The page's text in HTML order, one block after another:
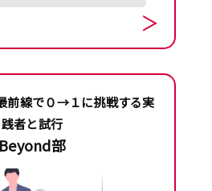
前線で０→１に挑戦する実
践者と試行
Beyond部